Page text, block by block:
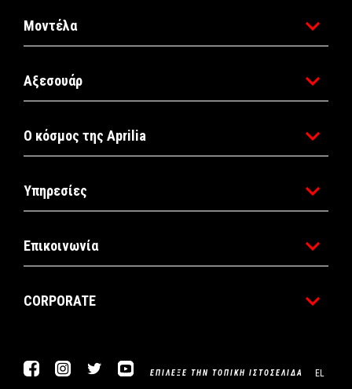
Μοντέλα
Αξεσουάρ
Ο κόσμος της Aprilia
Υπηρεσίες
Επικοινωνία
CORPORATE
FacebookInstagram
Twitter YouTube
ΕΠΊΛΕΞΕ ΤΗΝ ΤΟΠΙΚΉ ΙΣΤΟΣΕΛΊΔΑ EL